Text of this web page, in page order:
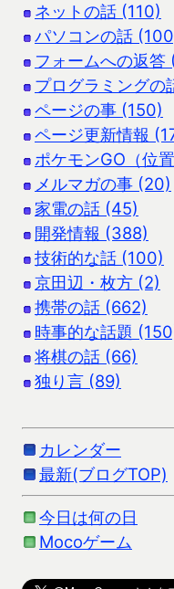
ネットの話 (110)
パソコンの話
フォームへの返答
プログラミングの
ページの事 (150)
ページ更新情報
ポケモンGO（位
メルマガの事 (20)
家電の話 (45)
開発情報 (388)
技術的な話 (100)
京田辺・枚方 (2)
携帯の話 (662)
時事的な話題
将棋の話 (66)
独り言 (89)
カレンダー
最新(ブログTOP)
今日は何の日
Mocoゲーム